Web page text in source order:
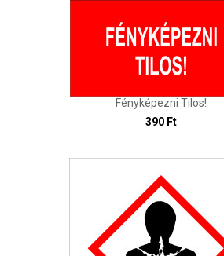
Fényképezni Tilos!
390 Ft